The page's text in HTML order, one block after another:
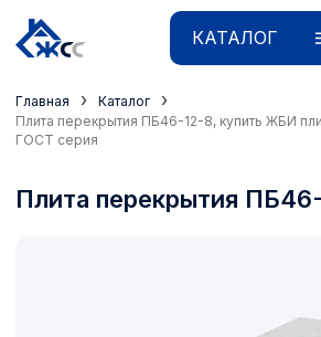
КАТАЛОГ
Главная › Каталог ›
Плита перекрытия ПБ46-12-8, купить ЖБИ
ГОСТ серия
Плита перекрытия